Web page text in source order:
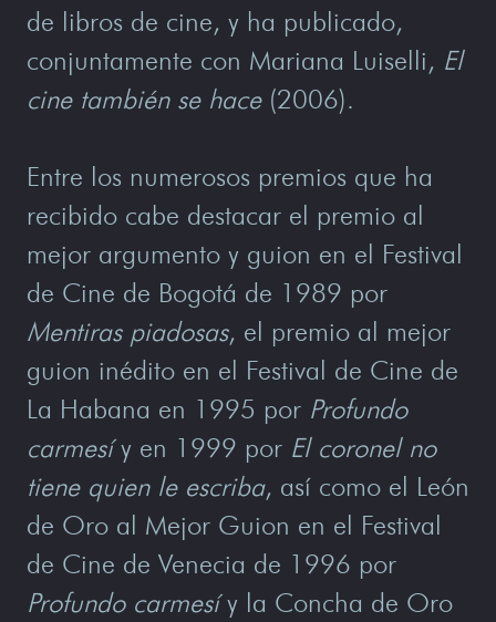
de libros de cine, y ha publicado,
conjuntamente con Mariana Luiselli, El
cine también se hace(2006).
Entre los numerosos premios que ha
recibido cabe destacar el premio al
mejor argumento y guion en el Festival
de Cine de Bogotá de 1989 por
Mentiras piadosas, el premio al mejor
guion inédito en el Festival de Cine de
La Habana en 1995 por Profundo
carmesíy en 1999 por El coronel no
tiene quien le escriba, así como el León
de Oro al Mejor Guion en el Festival
de Cine de Venecia de 1996 por
Profundo carmesíy la Concha de Oro